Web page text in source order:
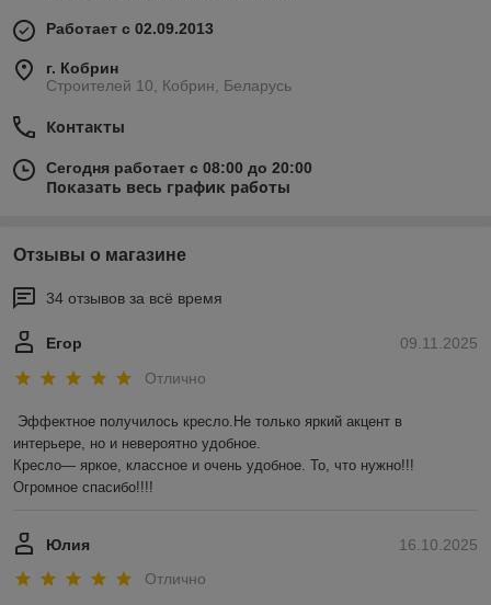
Работает с 02.09.2013
г. Кобрин
Строителей 10, Кобрин, Беларусь
Контакты
Сегодня работает с 08:00 до 20:00
Показать весь график работы
Отзывы о магазине
34 отзывов за всё время
09.11.2025
Егор
Отлично
Эффектное получилось кресло.Не только яркий акцент в
интерьере, но и невероятно удобное.
Кресло— яркое, классное и очень удобное. То, что нужно!!!
Огромное спасибо!!!!
16.10.2025
Юлия
Отлично